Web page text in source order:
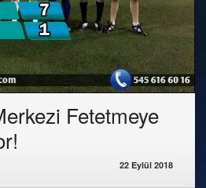
Fetetmeye
22 Eylül 2018